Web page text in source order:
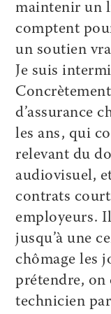
maintenir un
comptent
un soutien
Je suis
d’assurance
les ans, qui
relevant du
audiovisuel,
contrats
employeurs.
jusqu’à une
chômage les
prétendre,
technicien